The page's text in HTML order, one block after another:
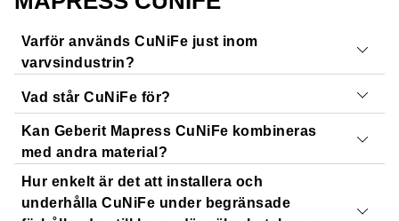
Varför används CuNiFe just inom
varvsindustrin?
CuNiFe är lämpligt för skeppsbyggnad eftersom legering
av koppar, nickel och järn har låg korrosionskänslighet,
vilket gör den motståndskraftig mot havsvatten.
Vad står CuNiFe för?
CuNiFe står för koppar, nickel och järn, en legering med
Kan Geberit Mapress CuNiFe kombineras
med andra material?
Vi avråderfrån att använda Geberit Mapress CuNiFe
Hur enkelt är det att installera och
underhålla CuNiFe under begränsade